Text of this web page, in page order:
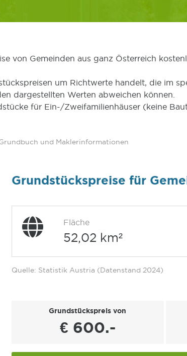
von Gemeinden aus ganz Österreich
um Richtwerte handelt, die im
dargestellten Werten abweichen können.
für Ein-/Zweifamilienhäuser (keine
und Maklerinformationen
Grundstückspreise für
Fläche
52,02 km²
Quelle: Statistik Austria (Datenstand 2024)
Grundstückspreis von
€ 600.-